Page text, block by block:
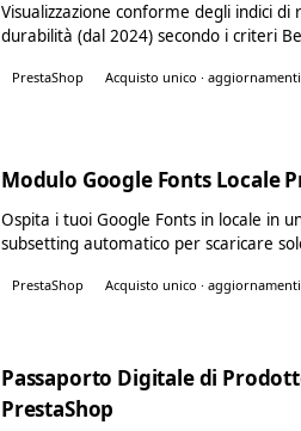
Visualizzazione conforme degli indici
durabilità (dal 2024) secondo i criteri
PrestaShop Acquisto unico ·
Modulo Google Fonts Locale
Ospita i tuoi Google Fonts in locale in
subsetting automatico per scaricare
PrestaShop Acquisto unico ·
Passaporto Digitale di
PrestaShop